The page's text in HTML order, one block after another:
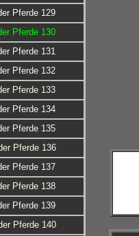
Pferde 129
Pferde 130
Pferde 131
Pferde 132
Pferde 133
Pferde 134
Pferde 135
Pferde 136
Pferde 137
Pferde 138
Pferde 139
Pferde 140